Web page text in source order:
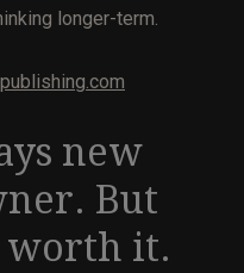
longer-term.
new
But
worth it.